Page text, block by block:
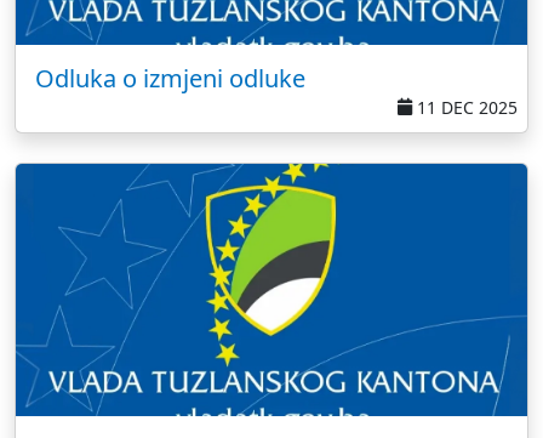
Odluka o izmjeni odluke
11 DEC 2025